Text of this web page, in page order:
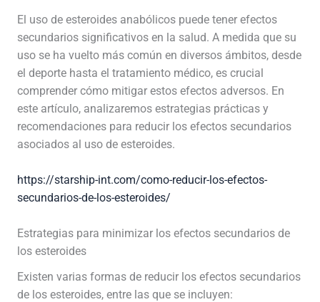
El uso de esteroides anabólicos puede tener efectos
secundarios significativos en la salud. A medida que su
uso se ha vuelto más común en diversos ámbitos, desde
el deporte hasta el tratamiento médico, es crucial
comprender cómo mitigar estos efectos adversos. En
este artículo, analizaremos estrategias prácticas y
recomendaciones para reducir los efectos secundarios
asociados al uso de esteroides.
https://starship-int.com/como-reducir-los-efectos-
secundarios-de-los-esteroides/
Estrategias para minimizar los efectos secundarios de
los esteroides
Existen varias formas de reducir los efectos secundarios
de los esteroides, entre las que se incluyen: